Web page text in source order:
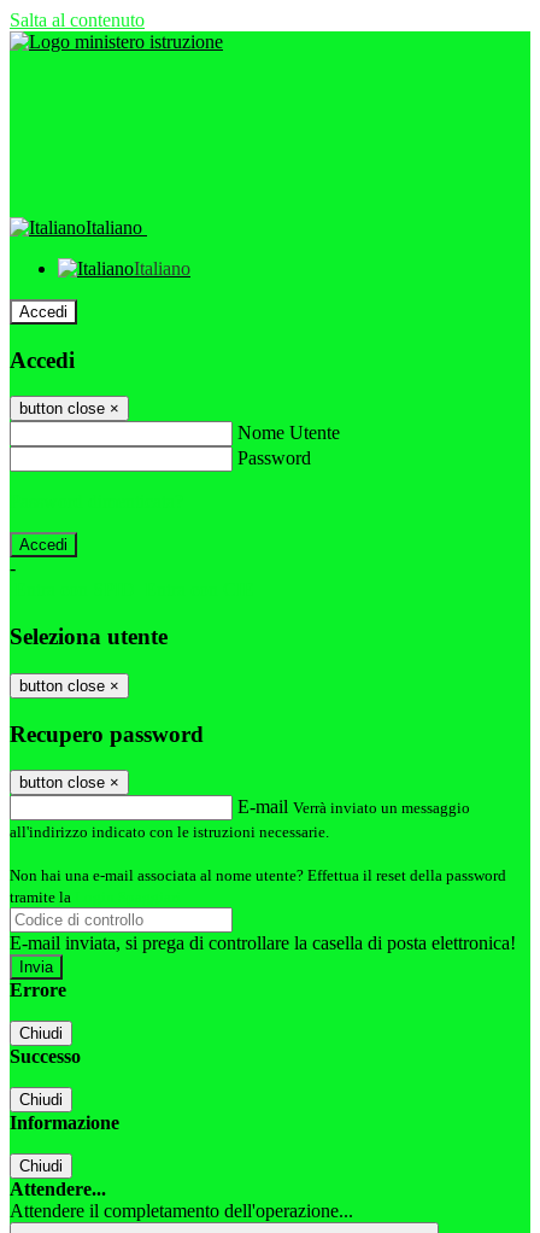
Salta al contenuto
Italiano
Italiano
Accedi
Accedi
button close ×
Nome Utente
Password
-
Seleziona utente
button close ×
Recupero password
button close ×
E-mail Verrà inviato un messaggio
all'indirizzo indicato con le istruzioni necessarie.
Non hai una e-mail associata al nome utente? Effettua il reset della password
tramite la
E-mail inviata, si prega di controllare la casella di posta elettronica!
Errore
Chiudi
Successo
Chiudi
Informazione
Chiudi
Attendere...
Attendere il completamento dell'operazione...